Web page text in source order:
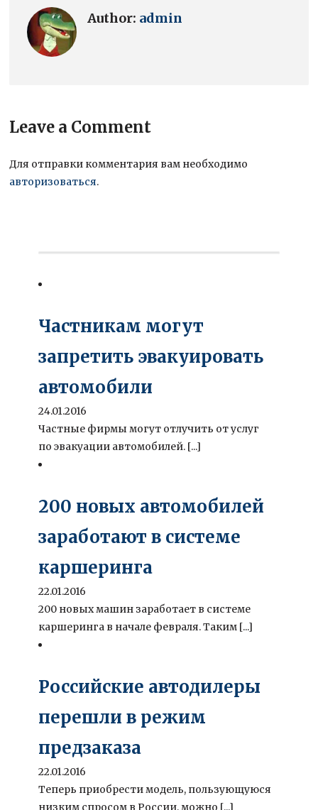
Author: admin
Leave a Comment
Для отправки комментария вам необходимо
авторизоваться.
Частникам могут
запретить эвакуировать
автомобили
24.01.2016
Частные фирмы могут отлучить от услуг
по эвакуации автомобилей. [...]
200 новых автомобилей
заработают в системе
каршеринга
22.01.2016
200 новых машин заработает в системе
каршеринга в начале февраля. Таким [...]
Российские автодилеры
перешли в режим
предзаказа
22.01.2016
Теперь приобрести модель, пользующуюся
низким спросом в России, можно [...]